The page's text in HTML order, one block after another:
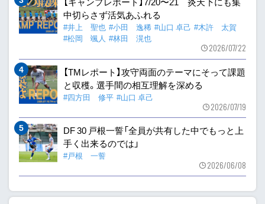
中切らさず活気あふれる
#井上 聖也 #小田 逸稀 #山口 卓己 #木許 太賀
#松岡 颯人 #林田 滉也
2026/07/22
【TMレポート】攻守両面のテーマにそって課題
と収穫。選手間の相互理解を深める
#四方田 修平 #山口 卓己
2026/07/19
DF 30 戸根一誓「全員が共有した中でもっと上
手く出来るのでは」
#戸根 一誓
2026/06/08